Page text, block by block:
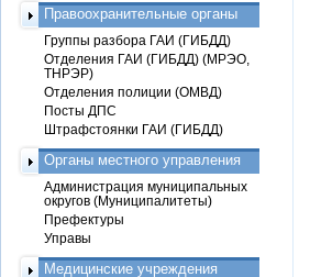
Правоохранительные органы
Группы разбора ГАИ (ГИБДД)
Отделения ГАИ (ГИБДД) (МРЭО,
ТНРЭР)
Отделения полиции (ОМВД)
Посты ДПС
Штрафстоянки ГАИ (ГИБДД)
Органы местного управления
Администрация муниципальных
округов (Муниципалитеты)
Префектуры
Управы
Медицинские учреждения